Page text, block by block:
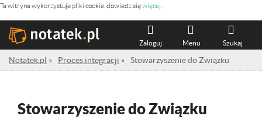
Ta witryna wykorzystuje pliki cookie, dowiedz sięwięcej
Szukaj
Menu
Zaloguj
Notatek.pl » Proces integracji » Stowarzyszenie do Związku
Stowarzyszenie do Związku